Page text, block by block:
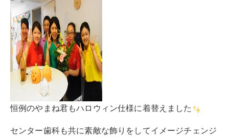
恒例のやまね君もハロウィン仕様に着替えました
センター歯科も共に素敵な飾りをしてイメージチェンジ